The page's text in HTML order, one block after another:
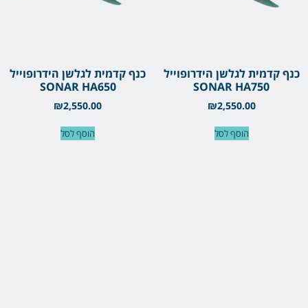
כנף קדמית לגלשן הידרופוייל
SONAR HA750
₪2,550.00
הוסף לסל
כנף קדמית לגלשן הידרופוייל
SONAR HA650
₪2,550.00
הוסף לסל